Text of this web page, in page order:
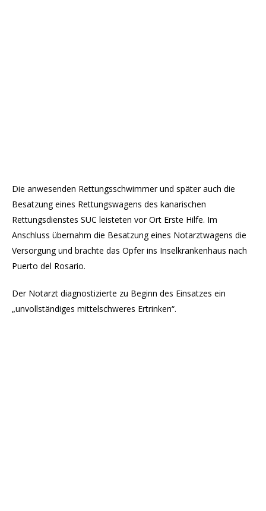
Die anwesenden Rettungsschwimmer und später auch die
Besatzung eines Rettungswagens des kanarischen
Rettungsdienstes SUC leisteten vor Ort Erste Hilfe. Im
Anschluss übernahm die Besatzung eines Notarztwagens die
Versorgung und brachte das Opfer ins Inselkrankenhaus nach
Puerto del Rosario.
Der Notarzt diagnostizierte zu Beginn des Einsatzes ein
„unvollständiges mittelschweres Ertrinken“.